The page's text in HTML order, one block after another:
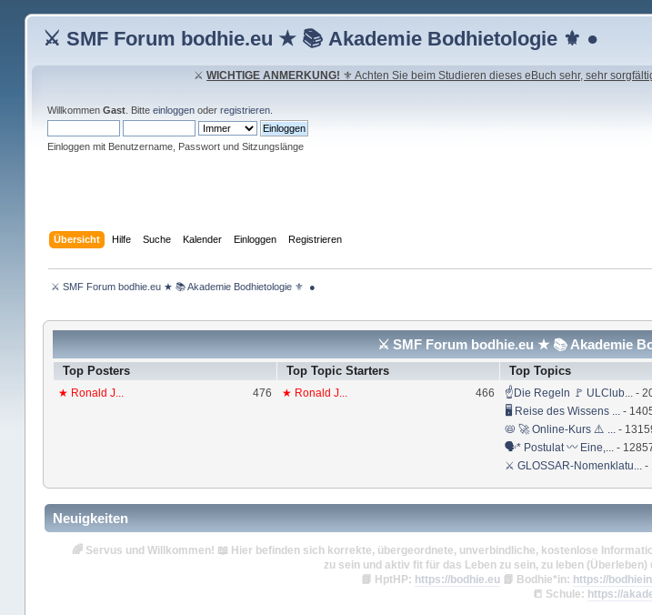
⚔ SMF Forum bodhie.eu ★ 📚 Akademie Bodhietologie ⚜ ●
⚔WICHTIGE ANMERKUNG! ⚜ Achten Sie beim Studieren dieses eBuch sehr, sehr
Willkommen Gast. Bitte einloggenoder registrieren.
Einloggen mit Benutzername, Passwort und Sitzungslänge
Übersicht Hilfe Suche Kalender Einloggen Registrieren
⚔ SMF Forum bodhie.eu ★ 📚 Akademie Bodhietologie ⚜  ●
⚔ SMF Forum bodhie.eu ★ 📚 Akademie
Top Posters Top Topic Starters Top Topics
★ Ronald J... 476 ★ Ronald J... 466 ☝Die Regeln 🚩 ULClub... -
🖥 Reise des Wissens ...
-
📛 🚀 Online-Kurs ⚠️ ...
-
🗣* Postulat 〰 Eine,...
-
⚔ GLOSSAR-Nomenklatu...
-
Neuigkeiten
🌈 Servus und Willkommen! 📖 Hier befinden sich korrekte, übergeordnete, unverbindliche, kostenlose
zu sein und aktiv fit für das Leben zu sein, zu leben
📘 HptHP: https://bodhie.eu 📗 Bodhie*in: https://
📒 Schule: https://